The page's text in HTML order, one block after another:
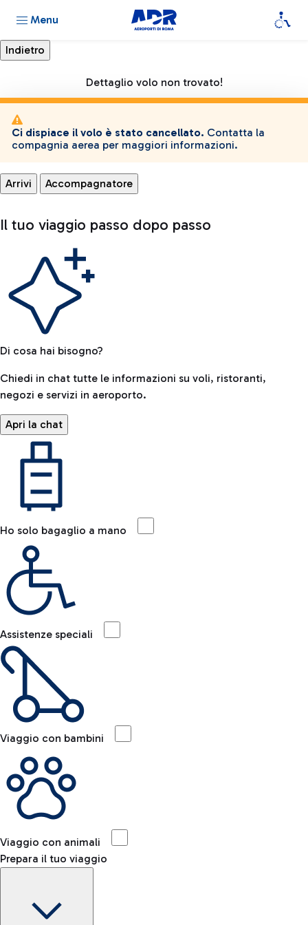
Menu
Dettaglio volo non trovato!
Ci dispiace il volo è stato cancellato. Contatta la
compagnia aerea per maggiori informazioni.
Arrivi Accompagnatore
Il tuo viaggio passo dopo passo
Di cosa hai bisogno?
Chiedi in chat tutte le informazioni su voli, ristoranti,
negozi e servizi in aeroporto.
Apri la chat
Ho solo bagaglio a mano
Assistenze speciali
Viaggio con bambini
Viaggio con animali
Prepara il tuo viaggio